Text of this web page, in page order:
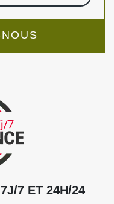
7 ET 24H/24